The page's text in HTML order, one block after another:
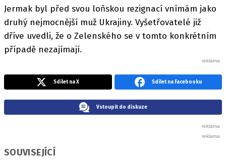
Jermak byl před svou loňskou rezignací vnímám jako
druhý nejmocnější muž Ukrajiny. Vyšetřovatelé již
dříve uvedli, že o Zelenského se v tomto konkrétním
případě nezajímají.
Sdílet na X Sdílet na Facebooku
Vstoupit do diskuze
SOUVISEJÍCÍ